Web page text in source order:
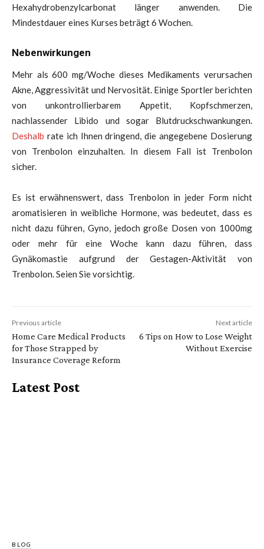
Hexahydrobenzylcarbonat länger anwenden. Die
Mindestdauer eines Kurses beträgt 6 Wochen.
Nebenwirkungen
Mehr als 600 mg/Woche dieses Medikaments verursachen
Akne, Aggressivität und Nervosität. Einige Sportler berichten
von unkontrollierbarem Appetit, Kopfschmerzen,
nachlassender Libido und sogar Blutdruckschwankungen.
Deshalb rate ich Ihnen dringend, die angegebene Dosierung
von Trenbolon einzuhalten. In diesem Fall ist Trenbolon
sicher.
Es ist erwähnenswert, dass Trenbolon in jeder Form nicht
aromatisieren in weibliche Hormone, was bedeutet, dass es
nicht dazu führen, Gyno, jedoch große Dosen von 1000mg
oder mehr für eine Woche kann dazu führen, dass
Gynäkomastie aufgrund der Gestagen-Aktivität von
Trenbolon. Seien Sie vorsichtig.
Previous article
Home Care Medical Products
for Those Strapped by
Insurance Coverage Reform
Next article
6 Tips on How to Lose Weight
Without Exercise
Latest Post
BLOG